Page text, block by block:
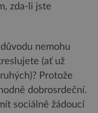
zda-li jste
důvodu nemohu
(ať už
Protože
dobrosrdeční.
sociálně žádoucí